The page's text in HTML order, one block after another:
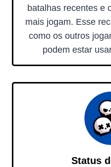
batalhas recentes e
mais jogam. Esse
como os outros
podem estar
Status